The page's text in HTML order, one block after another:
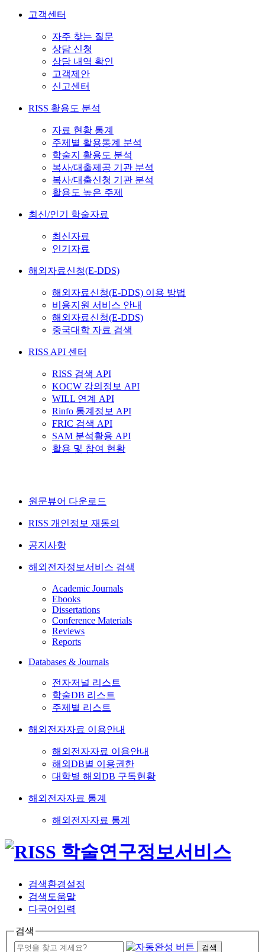
고객센터
자주 찾는 질문
상담 신청
상담 내역 확인
고객제안
신고센터
RISS 활용도 분석
자료 현황 통계
주제별 활용통계 분석
학술지 활용도 분석
복사/대출제공 기관 분석
복사/대출신청 기관 분석
활용도 높은 주제
최신/인기 학술자료
최신자료
인기자료
해외자료신청(E-DDS)
해외자료신청(E-DDS) 이용 방법
비용지원 서비스 안내
해외자료신청(E-DDS)
중국대학 자료 검색
RISS API 센터
RISS 검색 API
KOCW 강의정보 API
WILL 연계 API
Rinfo 통계정보 API
FRIC 검색 API
SAM 분석활용 API
활용 및 참여 현황
원문뷰어 다운로드
RISS 개인정보 재동의
공지사항
해외전자정보서비스 검색
Academic Journals
Ebooks
Dissertations
Conference Materials
Reviews
Reports
Databases & Journals
전자저널 리스트
학술DB 리스트
주제별 리스트
해외전자자료 이용안내
해외전자자료 이용안내
해외DB별 이용권한
대학별 해외DB 구독현황
해외전자자료 통계
해외전자자료 통계
검색환경설정
검색도움말
다국어입력
검색
검색